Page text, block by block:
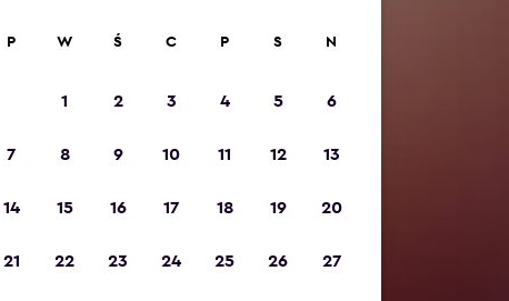
P W Ś C P S N
1 2 3 4 5 6
7 8 9 10 11 12 13
14 15 16 17 18 19 20
21 22 23 24 25 26 27